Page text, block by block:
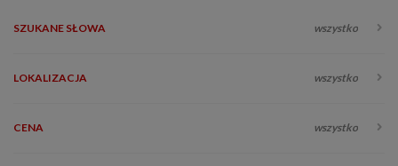
SZUKANE SŁOWA wszystko
LOKALIZACJA wszystko
CENA wszystko